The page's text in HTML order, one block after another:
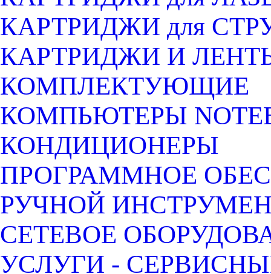
КАРТРИДЖИ для
КАРТРИДЖИ И
КОМПЛЕКТУЮЩИЕ
КОМПЬЮТЕРЫ
КОНДИЦИОНЕРЫ
ПРОГРАММНОЕ
РУЧНОЙ
СЕТЕВОЕ
УСЛУГИ -